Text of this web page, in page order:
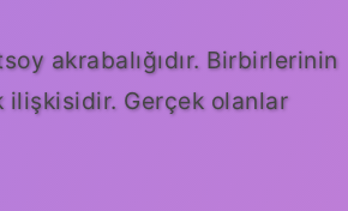
akrabalığıdır. Birbirlerinin
ilişkisidir. Gerçek olanlar